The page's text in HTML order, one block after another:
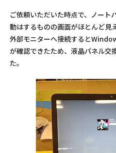
ご依頼いただいた時点で、ノート
動はするものの画面がほとんど見
外部モニターへ接続すると
が確認できたため、液晶パネル交
た。